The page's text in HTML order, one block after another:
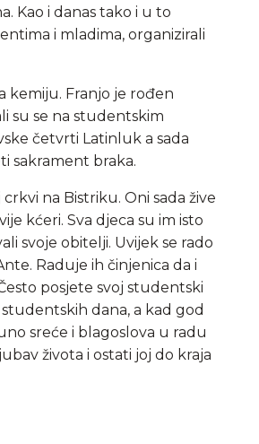
Kao i danas tako i u to
i mladima, organizirali
kemiju. Franjo je rođen
su se na studentskim
četvrti Latinluk a sada
sakrament braka.
na Bistriku. Oni sada žive
kćeri. Sva djeca su im isto
svoje obitelji. Uvijek se rado
Raduje ih činjenica da i
posjete svoj studentski
dana, a kad god
sreće i blagoslova u radu
života i ostati joj do kraja